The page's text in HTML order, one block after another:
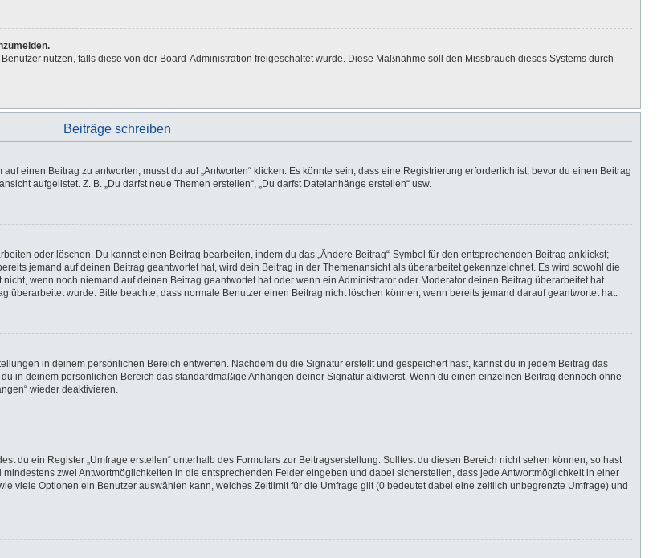
nutzen, falls diese von der Board-Administration freigeschaltet wurde. Diese Maßnahme soll den Missbrauch dieses Systems durch
Beiträge schreiben
einen Beitrag zu antworten, musst du auf „Antworten“ klicken. Es könnte sein, dass eine Registrierung erforderlich ist, bevor du einen Beitrag
aufgelistet. Z. B. „Du darfst neue Themen erstellen“, „Du darfst Dateianhänge erstellen“ usw.
oder löschen. Du kannst einen Beitrag bearbeiten, indem du das „Ändere Beitrag“-Symbol für den entsprechenden Beitrag anklickst;
jemand auf deinen Beitrag geantwortet hat, wird dein Beitrag in der Themenansicht als überarbeitet gekennzeichnet. Es wird sowohl die
wenn noch niemand auf deinen Beitrag geantwortet hat oder wenn ein Administrator oder Moderator deinen Beitrag überarbeitet hat.
wurde. Bitte beachte, dass normale Benutzer einen Beitrag nicht löschen können, wenn bereits jemand darauf geantwortet hat.
in deinem persönlichen Bereich entwerfen. Nachdem du die Signatur erstellt und gespeichert hast, kannst du in jedem Beitrag das
in deinem persönlichen Bereich das standardmäßige Anhängen deiner Signatur aktivierst. Wenn du einen einzelnen Beitrag dennoch ohne
wieder deaktivieren.
du ein Register „Umfrage erstellen“ unterhalb des Formulars zur Beitragserstellung. Solltest du diesen Bereich nicht sehen können, so hast
zwei Antwortmöglichkeiten in die entsprechenden Felder eingeben und dabei sicherstellen, dass jede Antwortmöglichkeit in einer
viele Optionen ein Benutzer auswählen kann, welches Zeitlimit für die Umfrage gilt (0 bedeutet dabei eine zeitlich unbegrenzte Umfrage) und